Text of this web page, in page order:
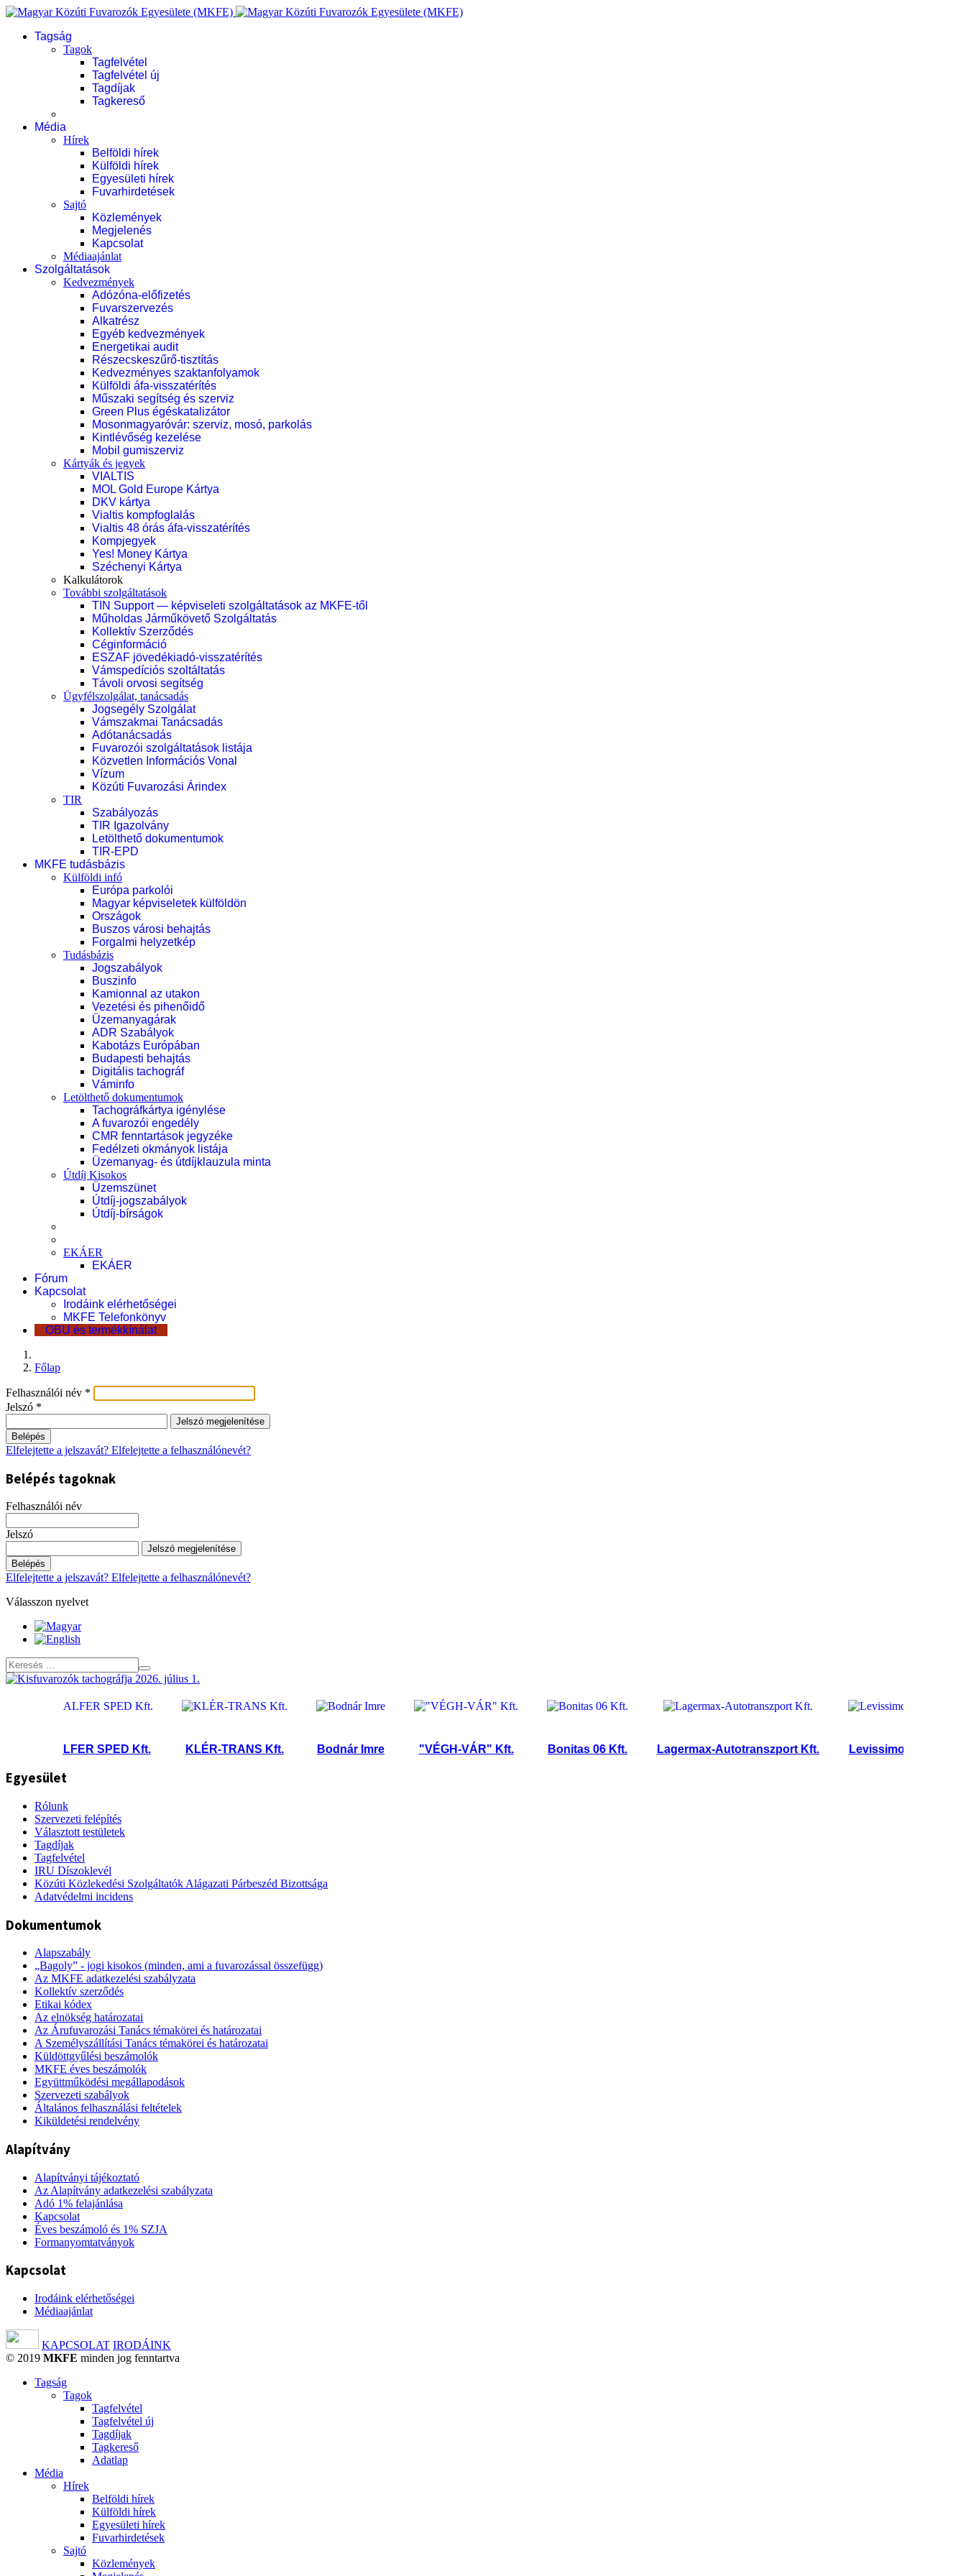
Tagság
Tagok
Tagfelvétel
Tagfelvétel új
Tagdíjak
Tagkereső
Média
Hírek
Belföldi hírek
Külföldi hírek
Egyesületi hírek
Fuvarhirdetések
Sajtó
Közlemények
Megjelenés
Kapcsolat
Médiaajánlat
Szolgáltatások
Kedvezmények
Adózóna-előfizetés
Fuvarszervezés
Alkatrész
Egyéb kedvezmények
Energetikai audit
Részecskeszűrő-tisztítás
Kedvezményes szaktanfolyamok
Külföldi áfa-visszatérítés
Műszaki segítség és szerviz
Green Plus égéskatalizátor
Mosonmagyaróvár: szerviz, mosó, parkolás
Kintlévőség kezelése
Mobil gumiszerviz
Kártyák és jegyek
VIALTIS
MOL Gold Europe Kártya
DKV kártya
Vialtis kompfoglalás
Vialtis 48 órás áfa-visszatérítés
Kompjegyek
Yes! Money Kártya
Széchenyi Kártya
Kalkulátorok
További szolgáltatások
TIN Support — képviseleti szolgáltatások az MKFE-től
Műholdas Járműkövető Szolgáltatás
Kollektív Szerződés
Céginformáció
ESZAF jövedékiadó-visszatérítés
Vámspedíciós szoltáltatás
Távoli orvosi segítség
Ügyfélszolgálat, tanácsadás
Jogsegély Szolgálat
Vámszakmai Tanácsadás
Adótanácsadás
Fuvarozói szolgáltatások listája
Közvetlen Információs Vonal
Vízum
Közúti Fuvarozási Árindex
TIR
Szabályozás
TIR Igazolvány
Letölthető dokumentumok
TIR-EPD
MKFE tudásbázis
Külföldi infó
Európa parkolói
Magyar képviseletek külföldön
Országok
Buszos városi behajtás
Forgalmi helyzetkép
Tudásbázis
Jogszabályok
Buszinfo
Kamionnal az utakon
Vezetési és pihenőidő
Üzemanyagárak
ADR Szabályok
Kabotázs Európában
Budapesti behajtás
Digitális tachográf
Váminfo
Letölthető dokumentumok
Tachográfkártya igénylése
A fuvarozói engedély
CMR fenntartások jegyzéke
Fedélzeti okmányok listája
Üzemanyag- és útdíjklauzula minta
Útdíj Kisokos
Üzemszünet
Útdíj-jogszabályok
Útdíj-bírságok
EKÁER
EKÁER
Fórum
Kapcsolat
Irodáink elérhetőségei
MKFE Telefonkönyv
OBU és termékkínálat
Főlap
Felhasználói név *
Jelszó *
Jelszó megjelenítése
Belépés
Elfelejtette a jelszavát? Elfelejtette a felhasználónevét?
Belépés tagoknak
Felhasználói név
Jelszó
Jelszó megjelenítése
Belépés
Elfelejtette a jelszavát? Elfelejtette a felhasználónevét?
Válasszon nyelvet
GALFER SPED Kft. KLÉR-TRANS Kft. Bodnár Imre "VÉGH-VÁR" Kft. Bonitas 06 Kft. Lagermax-Autotranszport Kft. Levissimo Kft.
Egyesület
Rólunk
Szervezeti felépítés
Választott testületek
Tagdíjak
Tagfelvétel
IRU Díszoklevél
Közúti Közlekedési Szolgáltatók Alágazati Párbeszéd Bizottsága
Adatvédelmi incidens
Dokumentumok
Alapszabály
„Bagoly” - jogi kisokos (minden, ami a fuvarozással összefügg)
Az MKFE adatkezelési szabályzata
Kollektív szerződés
Etikai kódex
Az elnökség határozatai
Az Árufuvarozási Tanács témakörei és határozatai
A Személyszállítási Tanács témakörei és határozatai
Küldöttgyűlési beszámolók
MKFE éves beszámolók
Együttműködési megállapodások
Szervezeti szabályok
Általános felhasználási feltételek
Kiküldetési rendelvény
Alapítvány
Alapítványi tájékoztató
Az Alapítvány adatkezelési szabályzata
Adó 1% felajánlása
Kapcsolat
Éves beszámoló és 1% SZJA
Formanyomtatványok
Kapcsolat
Irodáink elérhetőségei
Médiaajánlat
KAPCSOLAT IRODÁINK
© 2019 MKFE minden jog fenntartva
Tagság
Tagok
Tagfelvétel
Tagfelvétel új
Tagdíjak
Tagkereső
Adatlap
Média
Hírek
Belföldi hírek
Külföldi hírek
Egyesületi hírek
Fuvarhirdetések
Sajtó
Közlemények